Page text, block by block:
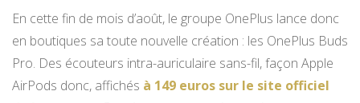
En cette fin de mois d’août, le groupe OnePlus lance donc
en boutiques sa toute nouvelle création : les OnePlus Buds
Pro. Des écouteurs intra-auriculaire sans-fil, façon Apple
AirPods donc, affichés à 149 euros sur le site officiel